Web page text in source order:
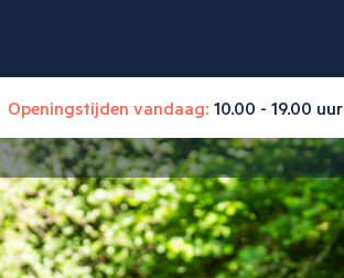
Openingstijden vandaag: 10.00 - 19.00 uur